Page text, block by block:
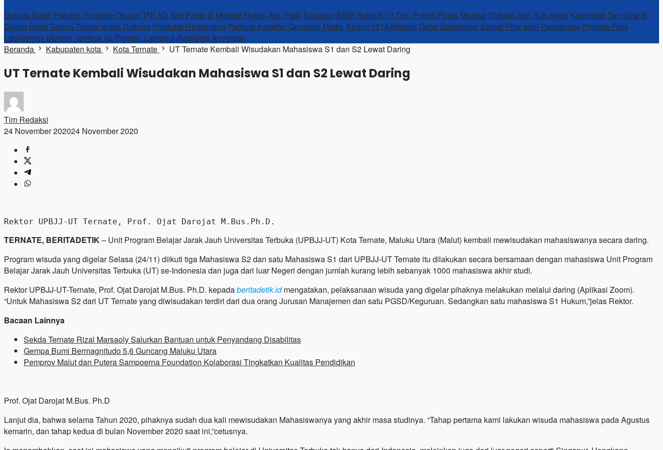
Diduga Salah Paham, Puluhan Oknum TNI AD dan Polisi di Morotai Nyaris Adu Fisik Salurkan BBM Subsidi 10 Ton, Polres Pulau Morotai Diduga Jadi Sub-Agen Kelompok Tani Nita di
Galela Barat Terima Traktor untuk Dukung Produksi Hortikultura Perkuat Karakter Generasi Muda, Kodim 1514/Morotai Gelar Sosialisasi Empat Pilar bagi Paskibraka Progres Fisik
Labkesmas Morotai Tembus 82 Persen, Lampaui Realisasi Anggaran
Beranda
Kabupaten kota Kota Ternate UT Ternate Kembali Wisudakan Mahasiswa S1 dan S2 Lewat Daring
UT Ternate Kembali Wisudakan Mahasiswa S1 dan S2 Lewat Daring
Tim Redaksi
24 November 202024 November 2020
Rektor UPBJJ-UT Ternate, Prof. Ojat Darojat M.Bus.Ph.D.
TERNATE, BERITADETIK– Unit Program Belajar Jarak Jauh Universitas Terbuka (UPBJJ-UT) Kota Ternate, Maluku Utara (Malut) kembali mewisudakan mahasiswanya secara daring.
Program wisuda yang digelar Selasa (24/11) diikuti tiga Mahasiswa S2 dan satu Mahasiswa S1 dari UPBJJ-UT Ternate itu dilakukan secara bersamaan dengan mahasiswa Unit Program
Belajar Jarak Jauh Universitas Terbuka (UT) se-Indonesia dan juga dari luar Negeri dengan jumlah kurang lebih sebanyak 1000 mahasiswa akhir studi.
Rektor UPBJJ-UT-Ternate, Prof. Ojat Darojat M.Bus. Ph.D. kepadaberitadetik.idmengatakan, pelaksanaan wisuda yang digelar pihaknya melakukan melalui daring (Aplikasi Zoom).
“Untuk Mahasiswa S2 dari UT Ternate yang diwisudakan terdiri dari dua orang Jurusan Manajemen dan satu PGSD/Keguruan. Sedangkan satu mahasiswa S1 Hukum,”jelas Rektor.
Bacaan Lainnya
Sekda Ternate Rizal Marsaoly Salurkan Bantuan untuk Penyandang Disabilitas
Gempa Bumi Bermagnitudo 5,6 Guncang Maluku Utara
Pemprov Malut dan Putera Sampoerna Foundation Kolaborasi Tingkatkan Kualitas Pendidikan
Prof. Ojat Darojat M.Bus. Ph.D
Lanjut dia, bahwa selama Tahun 2020, pihaknya sudah dua kali mewisudakan Mahasiswanya yang akhir masa studinya. “Tahap pertama kami lakukan wisuda mahasiswa pada Agustus
kemarin, dan tahap kedua di bulan November 2020 saat ini,”cetusnya.